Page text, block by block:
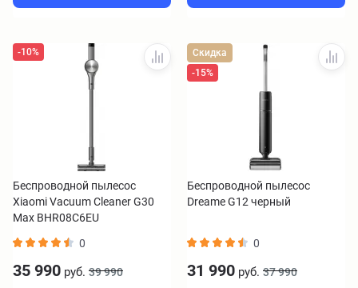
-10%
Беспроводной пылесос
Xiaomi Vacuum Cleaner G30
Max BHR08C6EU
0
35 990 руб. 39 990
Скидка
-15%
Беспроводной пылесос
Dreame G12 черный
0
31 990 руб. 37 990